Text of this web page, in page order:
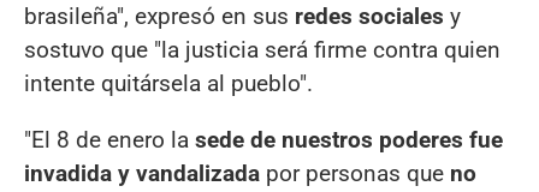
brasileña", expresó en sus redes sociales y
sostuvo que "la justicia será firme contra quien
intente quitársela al pueblo".
"El 8 de enero la sede de nuestros poderes fue
invadida y vandalizada por personas que no